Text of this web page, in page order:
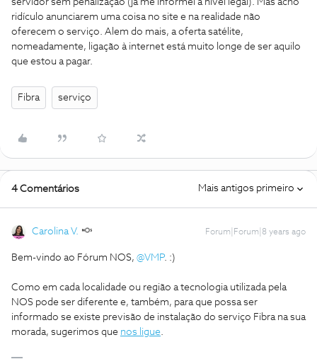
servidor sem penalização (já me informei a nivel legal). Mas acho
ridículo anunciarem uma coisa no site e na realidade não
oferecem o serviço. Alem do mais, a oferta satélite,
nomeadamente, ligação à internet está muito longe de ser aquilo
que estou a pagar.
Fibra serviço
4 Comentários Mais antigos primeiro
Carolina V. Forum|Forum|8 years ago
Bem-vindo ao Fórum NOS, @VMP. :)
Como em cada localidade ou região a tecnologia utilizada pela
NOS pode ser diferente e, também, para que possa ser
informado se existe previsão de instalação do serviço Fibra na sua
morada, sugerimos que nos ligue.